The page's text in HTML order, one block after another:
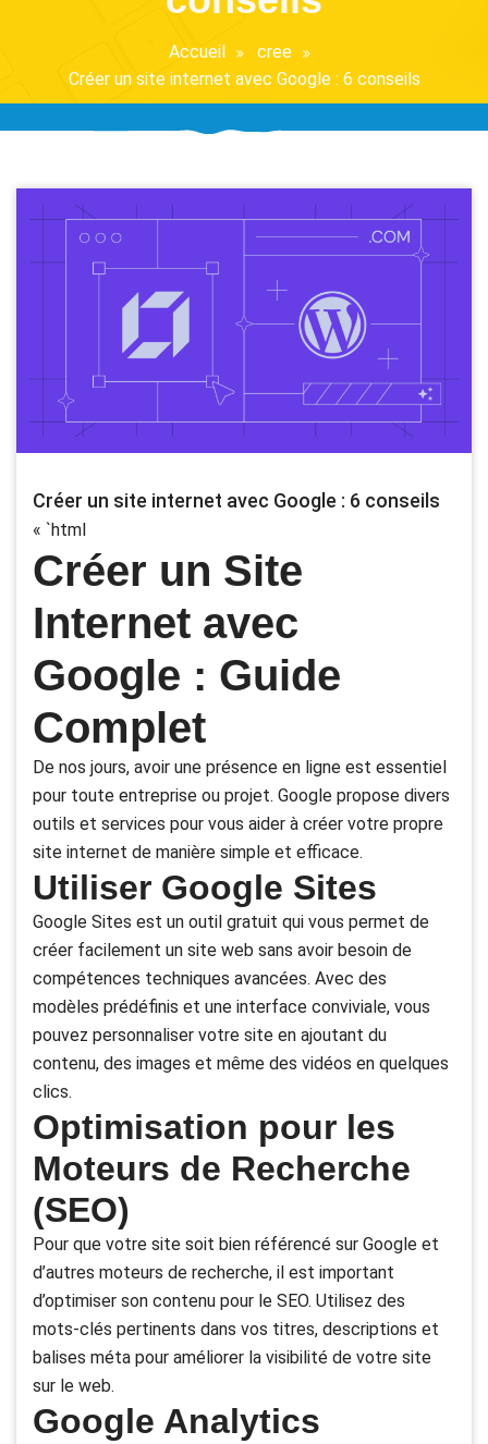
Accueil
cree
Créer un site internet avec Google : 6 conseils
Créer un site internet avec Google : 6 conseils
« `html
Créer un Site
Internet avec
Google : Guide
Complet
De nos jours, avoir une présence en ligne est essentiel
pour toute entreprise ou projet. Google propose divers
outils et services pour vous aider à créer votre propre
site internet de manière simple et efficace.
Utiliser Google Sites
Google Sites est un outil gratuit qui vous permet de
créer facilement un site web sans avoir besoin de
compétences techniques avancées. Avec des
modèles prédéfinis et une interface conviviale, vous
pouvez personnaliser votre site en ajoutant du
contenu, des images et même des vidéos en quelques
clics.
Optimisation pour les
Moteurs de Recherche
(SEO)
Pour que votre site soit bien référencé sur Google et
d’autres moteurs de recherche, il est important
d’optimiser son contenu pour le SEO. Utilisez des
mots-clés pertinents dans vos titres, descriptions et
balises méta pour améliorer la visibilité de votre site
sur le web.
Google Analytics